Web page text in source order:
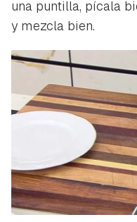
una puntilla, pícala
y mezcla bien.